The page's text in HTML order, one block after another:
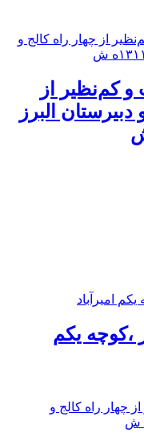
کم‌نظیر از
البرز
،کوچه یکم